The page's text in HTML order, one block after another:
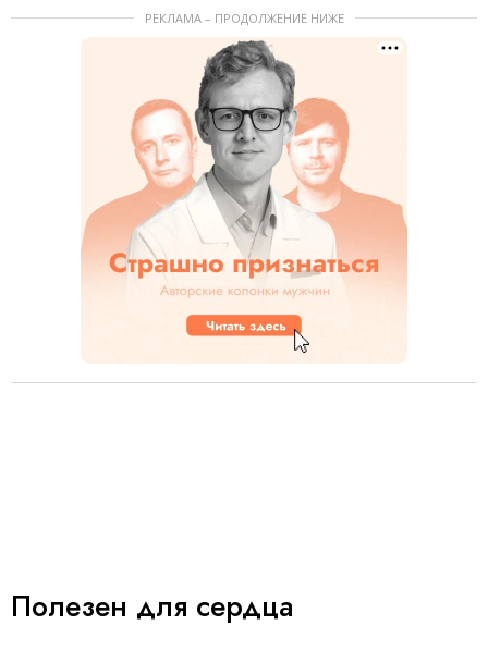
РЕКЛАМА – ПРОДОЛЖЕНИЕ НИЖЕ
Полезен для сердца